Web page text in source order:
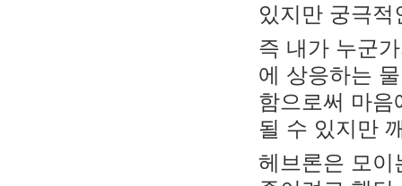
있지만 궁극
즉 내가 누군
에 상응하는
함으로써 마
될 수 있지만
헤브론은 모이